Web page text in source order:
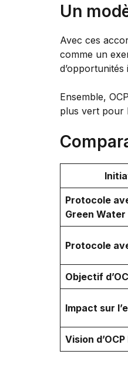
Un
Avec ces
comme un
Ensemble,
plus vert pour
Protocole
Green Water
Protocole
Objectif
Impact sur
Vision